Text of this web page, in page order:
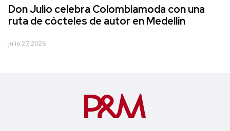
Don Julio celebra Colombiamoda con una
ruta de cócteles de autor en Medellín
julio 27, 2026